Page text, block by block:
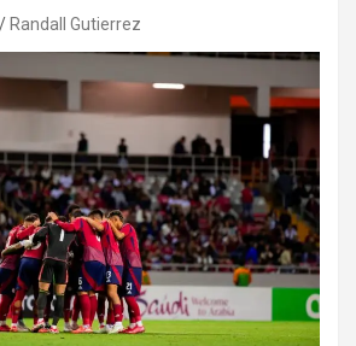
Randall Gutierrez